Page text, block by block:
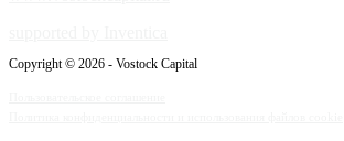
Copyright © 2026 - Vostock Capital